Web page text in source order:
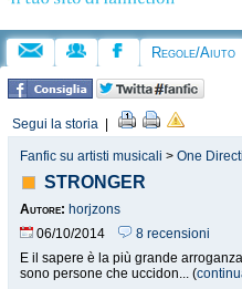
Regole/Aiuto
Segui la storia
Fanfic su artisti musicali > One
STRONGER
Autore: horjzons
06/10/2014
8 recensioni
E il sapere è la più grande
sono persone che uccidon... (